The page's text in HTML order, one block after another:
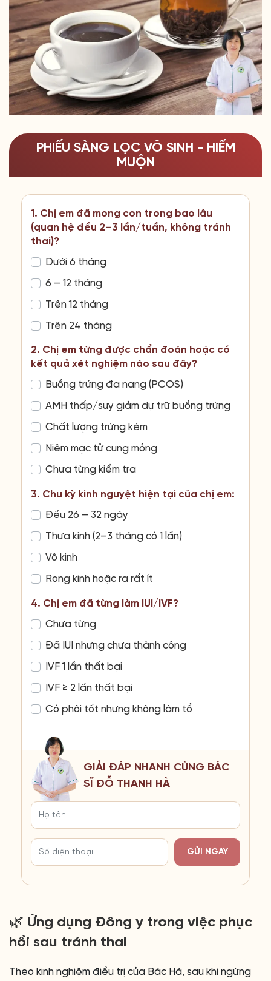
PHIẾU SÀNG LỌC VÔ SINH - HIẾM
MUỘN
1. Chị em đã mong con trong bao lâu
(quan hệ đều 2–3 lần/tuần, không tránh
thai)?
Dưới 6 tháng
6 – 12 tháng
Trên 12 tháng
Trên 24 tháng
2. Chị em từng được chẩn đoán hoặc có
kết quả xét nghiệm nào sau đây?
Buồng trứng đa nang (PCOS)
AMH thấp/suy giảm dự trữ buồng trứng
Chất lượng trứng kém
Niêm mạc tử cung mỏng
Chưa từng kiểm tra
3. Chu kỳ kinh nguyệt hiện tại của chị em:
Đều 26 – 32 ngày
Thưa kinh (2–3 tháng có 1 lần)
Vô kinh
Rong kinh hoặc ra rất ít
4. Chị em đã từng làm IUI/IVF?
Chưa từng
Đã IUI nhưng chưa thành công
IVF 1 lần thất bại
IVF ≥ 2 lần thất bại
Có phôi tốt nhưng không làm tổ
GIẢI ĐÁP NHANH CÙNG BÁC
SĨ ĐỖ THANH HÀ
GỬI NGAY
🌿 Ứng dụng Đông y trong việc phục
hồi sau tránh thai
Theo kinh nghiệm điều trị của Bác Hà, sau khi ngừng